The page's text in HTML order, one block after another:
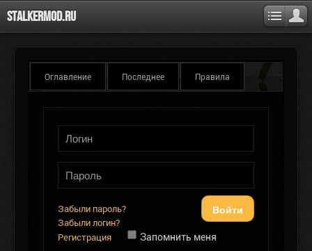
Stalkermod.ru
Оглавление Последнее Правила
Войти
Забыли пароль?
Забыли логин?
Регистрация
Запомнить меня